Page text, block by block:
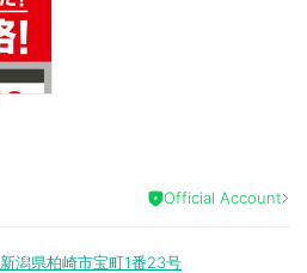
Official Account
新潟県柏崎市宝町1番23号